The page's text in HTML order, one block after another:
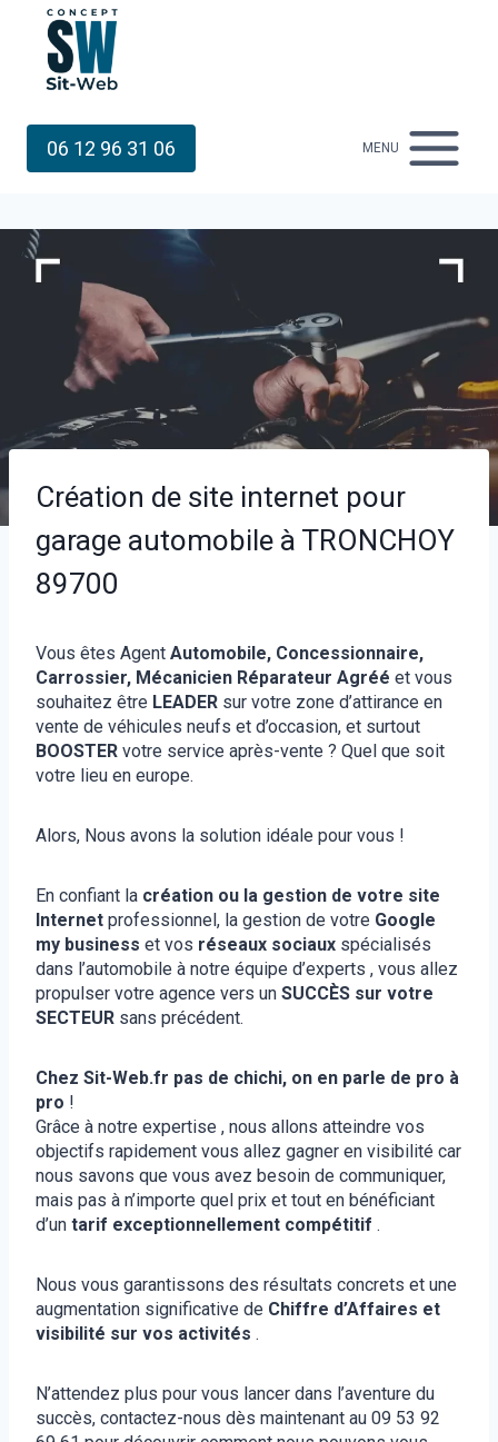
contenu
06 12 96 31 06 MENU
Création de site internet pour
garage automobile à TRONCHOY
89700
Vous êtes Agent Automobile, Concessionnaire,
Carrossier, Mécanicien Réparateur Agréé et vous
souhaitez être LEADER sur votre zone d’attirance en
vente de véhicules neufs et d’occasion, et surtout
BOOSTER votre service après-vente ? Quel que soit
votre lieu en europe.
Alors, Nous avons la solution idéale pour vous !
En confiant la création ou la gestion de votre site
Internet professionnel, la gestion de votre Google
my business et vos réseaux sociaux spécialisés
dans l’automobile à notre équipe d’experts , vous allez
propulser votre agence vers un SUCCÈS sur votre
SECTEUR sans précédent.
Chez Sit-Web.fr pas de chichi, on en parle de pro à
pro !
Grâce à notre expertise , nous allons atteindre vos
objectifs rapidement vous allez gagner en visibilité car
nous savons que vous avez besoin de communiquer,
mais pas à n’importe quel prix et tout en bénéficiant
d’un tarif exceptionnellement compétitif .
Nous vous garantissons des résultats concrets et une
augmentation significative de Chiffre d’Affaires et
visibilité sur vos activités .
N’attendez plus pour vous lancer dans l’aventure du
succès, contactez-nous dès maintenant au 09 53 92